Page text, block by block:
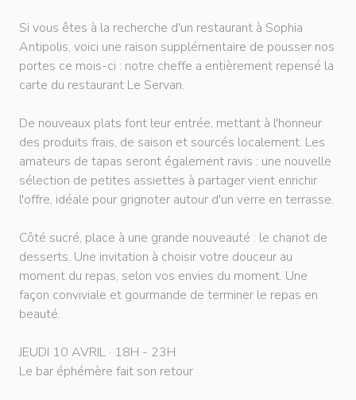
Si vous êtes à la recherche d'un restaurant à Sophia
Antipolis, voici une raison supplémentaire de pousser nos
portes ce mois-ci : notre cheffe a entièrement repensé la
carte du restaurant Le Servan.
De nouveaux plats font leur entrée, mettant à l'honneur
des produits frais, de saison et sourcés localement. Les
amateurs de tapas seront également ravis : une nouvelle
sélection de petites assiettes à partager vient enrichir
l'offre, idéale pour grignoter autour d'un verre en terrasse.
Côté sucré, place à une grande nouveauté : le chariot de
desserts. Une invitation à choisir votre douceur au
moment du repas, selon vos envies du moment. Une
façon conviviale et gourmande de terminer le repas en
beauté.
JEUDI 10 AVRIL · 18H - 23H
Le bar éphémère fait son retour